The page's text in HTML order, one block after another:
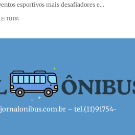
esportivos mais desafiadores e…
– tel.(11)91754-